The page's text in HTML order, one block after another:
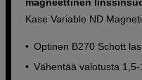
Kase Variable ND
Optinen B270 Schott lasi
Vähentää valotusta